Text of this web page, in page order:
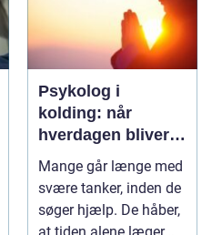
Psykolog i
kolding: når
hverdagen bliver
for tung at bære
alene
Mange går længe med
svære tanker, inden de
søger hjælp. De håber,
at tiden alene læger